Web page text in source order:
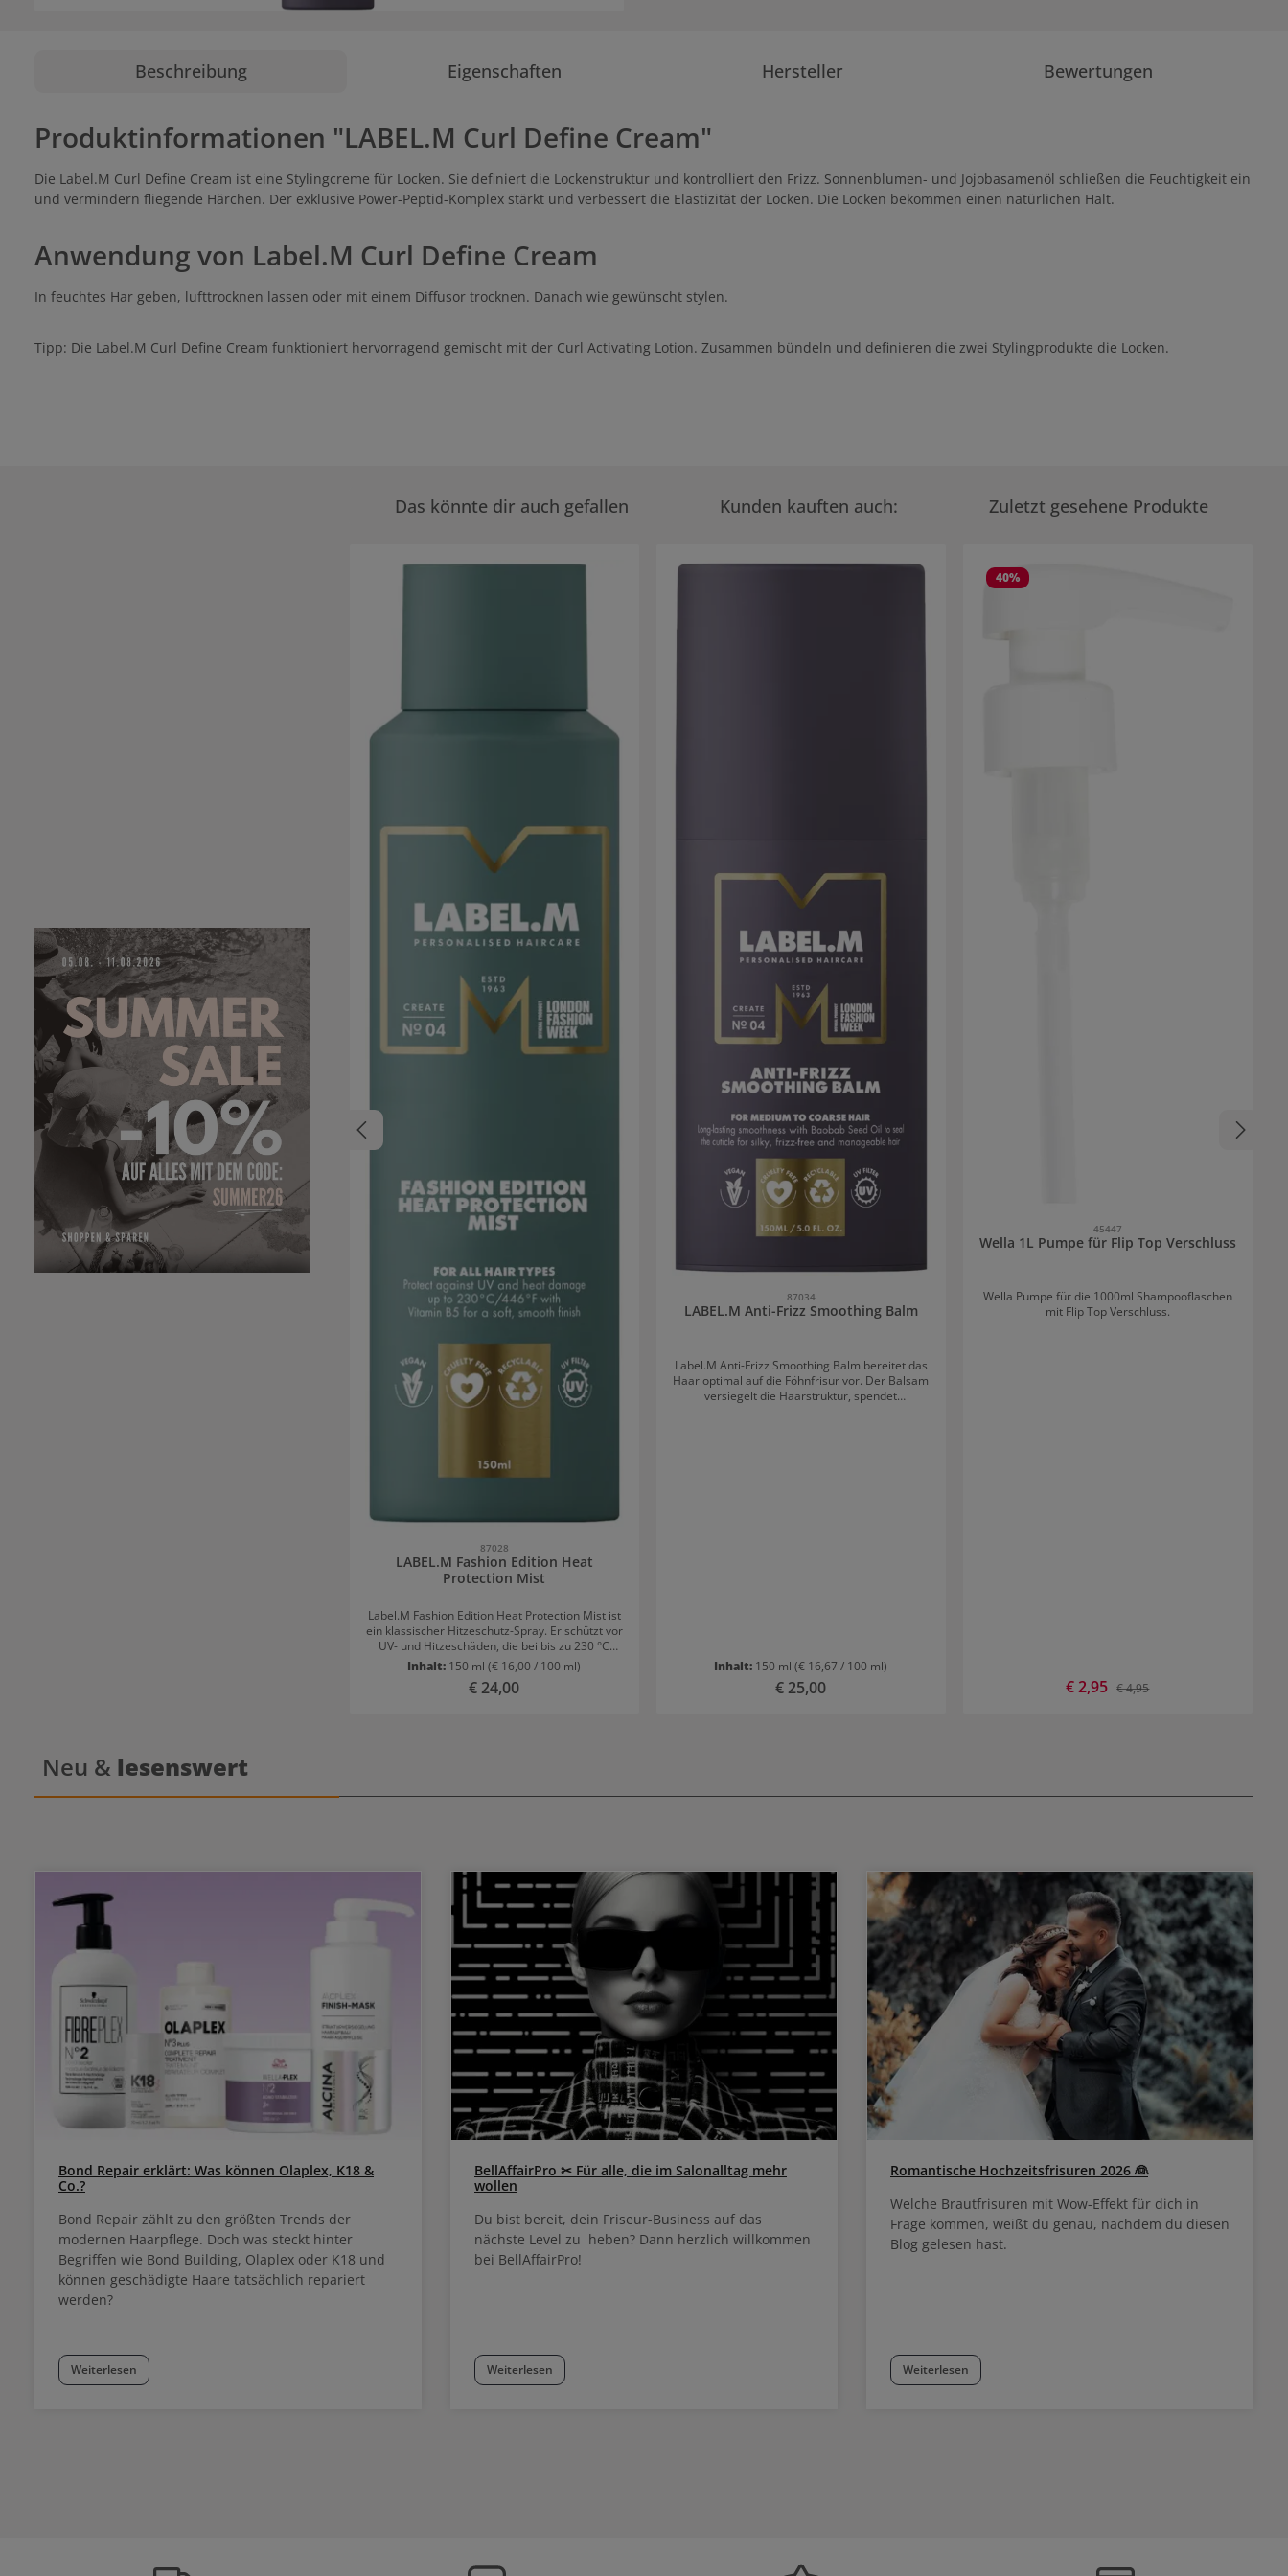
Beschreibung Eigenschaften Hersteller Bewertungen
Produktinformationen "LABEL.M Curl Define Cream"
Die Label.M Curl Define Cream ist eine Stylingcreme für Locken. Sie definiert die Lockenstruktur und kontrolliert den Frizz. Sonnenblumen- und Jojobasamenöl schließen die Feuchtigkeit ein
und vermindern fliegende Härchen. Der exklusive Power-Peptid-Komplex stärkt und verbessert die Elastizität der Locken. Die Locken bekommen einen natürlichen Halt.
Anwendung von Label.M Curl Define Cream
In feuchtes Har geben, lufttrocknen lassen oder mit einem Diffusor trocknen. Danach wie gewünscht stylen.
Tipp: Die Label.M Curl Define Cream funktioniert hervorragend gemischt mit der Curl Activating Lotion. Zusammen bündeln und definieren die zwei Stylingprodukte die Locken.
Das könnte dir auch gefallen Kunden kauften auch: Zuletzt gesehene Produkte
87028
LABEL.M Fashion Edition Heat
Protection Mist
Label.M Fashion Edition Heat Protection Mist ist
ein klassischer Hitzeschutz-Spray. Er schützt vor
UV- und Hitzeschäden, die bei bis zu 230 °C
entstehen. Das Spray enthält
feuchtigkeitsspendendes Vitamin B5 für ein
weiches, glattes Finish. Der Nebel ist sehr fein
Inhalt: 150 ml(€ 16,00 / 100 ml)
Regulärer Preis:
€ 24,00
87034
LABEL.M Anti-Frizz Smoothing Balm
Label.M Anti-Frizz Smoothing Balm bereitet das
Haar optimal auf die Föhnfrisur vor. Der Balsam
versiegelt die Haarstruktur, spendet
Inhalt: 150 ml(€ 16,67 / 100 ml)
Regulärer Preis:
€ 25,00
40%
45447
Wella 1L Pumpe für Flip Top Verschluss
Wella Pumpe für die 1000ml Shampooflaschen
mit Flip Top Verschluss.
Verkaufspreis:
€ 2,95 Regulärer Preis:
€ 4,95
Neu & lesenswert
Bond Repair erklärt: Was können Olaplex, K18 &
Co.?
Bond Repair zählt zu den größten Trends der
modernen Haarpflege. Doch was steckt hinter
Begriffen wie Bond Building, Olaplex oder K18 und
können geschädigte Haare tatsächlich repariert
werden?
Weiterlesen
BellAffairPro ✂ Für alle, die im Salonalltag mehr
wollen
Du bist bereit, dein Friseur-Business auf das
nächste Level zu heben? Dann herzlich willkommen
bei BellAffairPro!
Weiterlesen
Romantische Hochzeitsfrisuren 2026 👰
Welche Brautfrisuren mit Wow-Effekt für dich in
Frage kommen, weißt du genau, nachdem du diesen
Blog gelesen hast.
Weiterlesen